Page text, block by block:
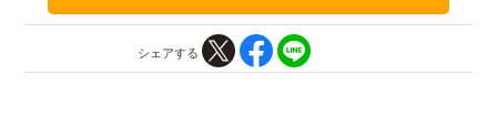
シェアする